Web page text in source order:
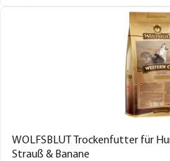
WOLFSBLUT Trockenfutter für
Strauß & Banane